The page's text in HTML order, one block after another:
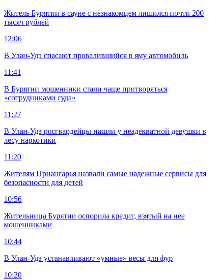
Житель Бурятии в сауне с незнакомцем лишился почти 200
тысяч рублей
12:06
В Улан-Удэ спасают провалившийся в яму автомобиль
11:41
В Бурятии мошенники стали чаще притворяться
«сотрудниками суда»
11:27
В Улан-Удэ росгвардейцы нашли у неадекватной девушки в
лесу наркотики
11:20
Жителям Приангарья назвали самые надежные сервисы для
безопасности для детей
10:56
Жительница Бурятии оспорила кредит, взятый на нее
мошенниками
10:44
В Улан-Удэ устанавливают «умные» весы для фур
10:20